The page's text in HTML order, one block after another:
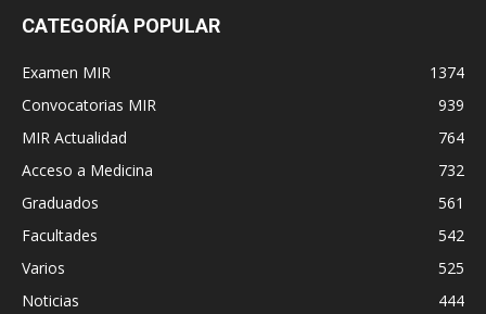
CATEGORÍA POPULAR
Examen MIR
1374
Convocatorias MIR
939
MIR Actualidad
764
Acceso a Medicina
732
Graduados
561
Facultades
542
Varios
525
Noticias
444